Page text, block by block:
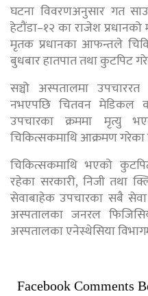
घटना विवरणअनुसार गत
हेटौंडा–१२ का राजेश
मृतक प्रधानका आफन्तले
बुधबार हातपात तथा कुटपिट
सञ्चो अस्पतालमा
नभएपछि चितवन मेडिकल
उपचारका क्रममा मृत्यु
चिकित्सकमाथि आक्रमण गरेका
चिकित्सकमाथि भएको
रहेका सरकारी, निजी तथा
सेवाबाहेक उपचारका सबै सेवा
अस्पतालका जनरल
अस्पतालका एनेस्थेसिया
Facebook Comments